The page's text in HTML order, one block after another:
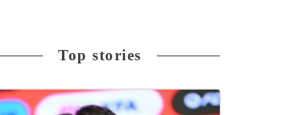
Top stories